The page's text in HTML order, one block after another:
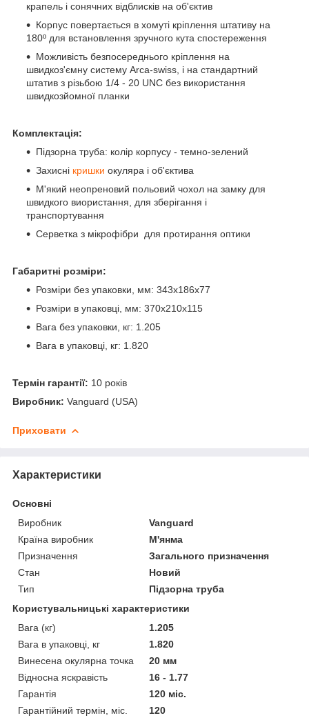
крапель і сонячних відблисків на об'єктив
Корпус повертається в хомуті кріплення штативу на
180º для встановлення зручного кута спостереження
Можливість безпосереднього кріплення на
швидкоз'ємну систему Arca-swiss, і на стандартний
штатив з різьбою 1/4 - 20 UNC без використання
швидкозйомної планки
Комплектація:
Підзорна труба: колір корпусу - темно-зелений
Захисні кришки окуляра і об'єктива
М'який неопреновий польовий чохол на замку для
швидкого виористання, для зберігання і
транспортування
Серветка з мікрофібри для протирання оптики
Габаритні розміри:
Розміри без упаковки, мм: 343x186х77
Розміри в упаковці, мм: 370x210х115
Вага без упаковки, кг: 1.205
Вага в упаковці, кг: 1.820
Термін гарантії: 10 років
Виробник: Vanguard (USA)
Приховати
Характеристики
Основні
Виробник
Vanguard
Країна виробник
М'янма
Призначення
Загального призначення
Стан
Новий
Тип
Підзорна труба
Користувальницькі характеристики
Вага (кг)
1.205
Вага в упаковці, кг
1.820
Винесена окулярна точка
20 мм
Відносна яскравість
16 - 1.77
Гарантія
120 міс.
Гарантійний термін, міс.
120